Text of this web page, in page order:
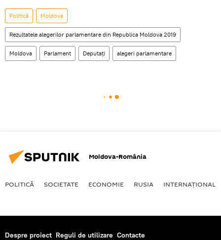
Politică Moldova
Rezultatele alegerilor parlamentare din Republica Moldova 2019
Moldova Parlament Deputați alegeri parlamentare
Moldova-România
POLITICĂ SOCIETATE ECONOMIE RUSIA INTERNAŢIONAL
Despre proiect Reguli de utilizare Contacte